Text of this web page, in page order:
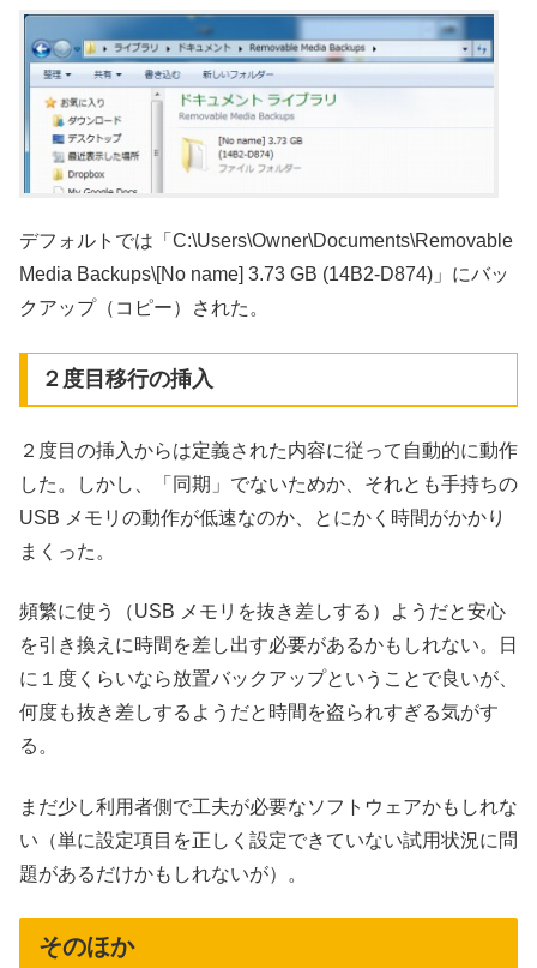
デフォルトでは「C:\Users\Owner\Documents\Removable
Media Backups\[No name] 3.73 GB (14B2-D874)」にバッ
クアップ（コピー）された。
２度目移行の挿入
２度目の挿入からは定義された内容に従って自動的に動作
した。しかし、「同期」でないためか、それとも手持ちの
USB メモリの動作が低速なのか、とにかく時間がかかり
まくった。
頻繁に使う（USB メモリを抜き差しする）ようだと安心
を引き換えに時間を差し出す必要があるかもしれない。日
に１度くらいなら放置バックアップということで良いが、
何度も抜き差しするようだと時間を盗られすぎる気がす
る。
まだ少し利用者側で工夫が必要なソフトウェアかもしれな
い（単に設定項目を正しく設定できていない試用状況に問
題があるだけかもしれないが）。
そのほか